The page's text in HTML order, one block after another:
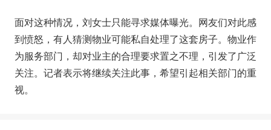
面对这种情况，刘女士只能寻求媒体曝光。网友们对此感
到愤怒，有人猜测物业可能私自处理了这套房子。物业作
为服务部门，却对业主的合理要求置之不理，引发了广泛
关注。记者表示将继续关注此事，希望引起相关部门的重
视。